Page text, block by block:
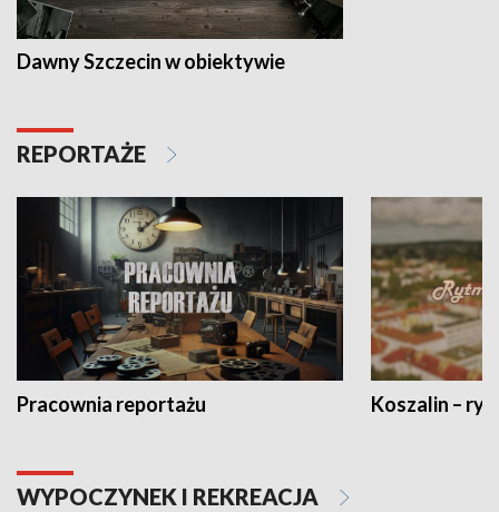
Dawny Szczecin w obiektywie
REPORTAŻE
Pracownia reportażu Koszalin –
WYPOCZYNEK I REKREACJA